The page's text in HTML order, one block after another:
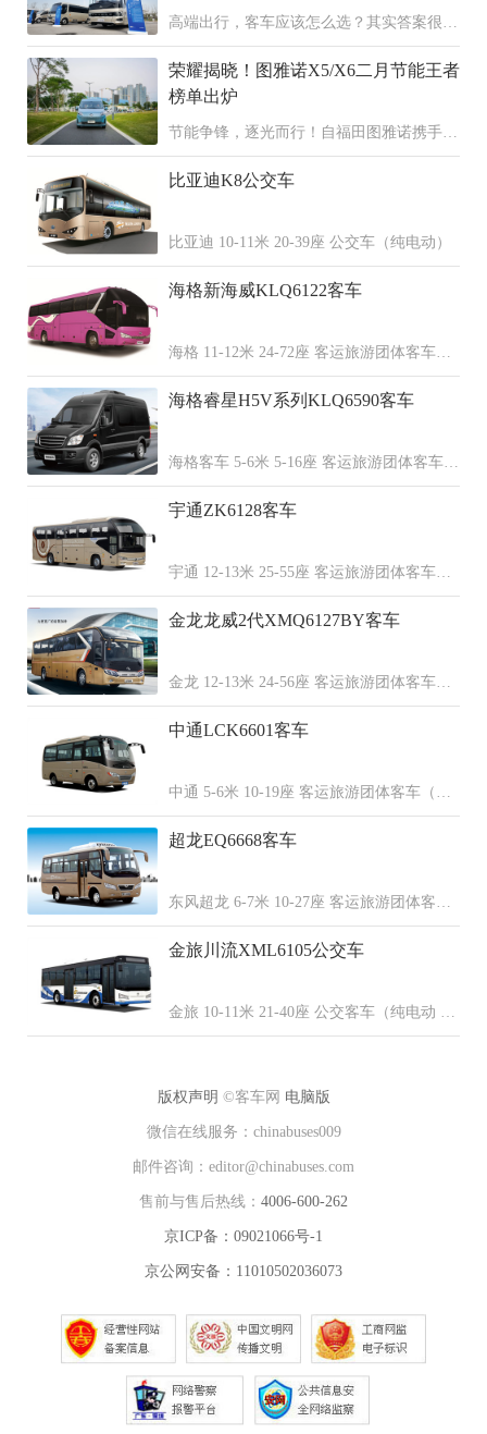
高端出行，客车应该怎么选？其实答案很简
单，天域S12+宇通T7双旗舰，配置拉满、
各擅其长，覆盖了高端旅游、公商务接待还
有高端通勤这三大高品质的出行场景。
荣耀揭晓！图雅诺X5/X6二月节能王者
榜单出炉
节能争锋，逐光而行！自福田图雅诺携手全
国30家经销商共同发起图雅诺X5、X6区域
节能挑战赛以来，赛事热度持续攀升，吸引
是利润”的核心价值。
比亚迪K8公交车
比亚迪 10-11米 20-39座 公交车（纯电动）
海格新海威KLQ6122客车
海格 11-12米 24-72座 客运旅游团体客车
（柴油 天然气 混合动力）
海格睿星H5V系列KLQ6590客车
海格客车 5-6米 5-16座 客运旅游团体客车
（柴油 汽油 纯电动）
宇通ZK6128客车
宇通 12-13米 25-55座 客运旅游团体客车
（柴油 天然气）
金龙龙威2代XMQ6127BY客车
金龙 12-13米 24-56座 客运旅游团体客车
（柴油 纯电动 天然气）
中通LCK6601客车
中通 5-6米 10-19座 客运旅游团体客车（柴
油 天然气）
超龙EQ6668客车
东风超龙 6-7米 10-27座 客运旅游团体客车
（柴油 天然气）
金旅川流XML6105公交车
金旅 10-11米 21-40座 公交客车（纯电动 柴
油 混合动力 天然气 燃料电池）
版权声明 ©客车网 电脑版
微信在线服务：chinabuses009
邮件咨询：editor@chinabuses.com
售前与售后热线： 4006-600-262
京ICP备：09021066号-1
京公网安备：11010502036073